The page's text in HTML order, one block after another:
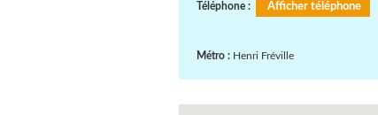
Téléphone : Afficher téléphone
Métro : Henri Fréville